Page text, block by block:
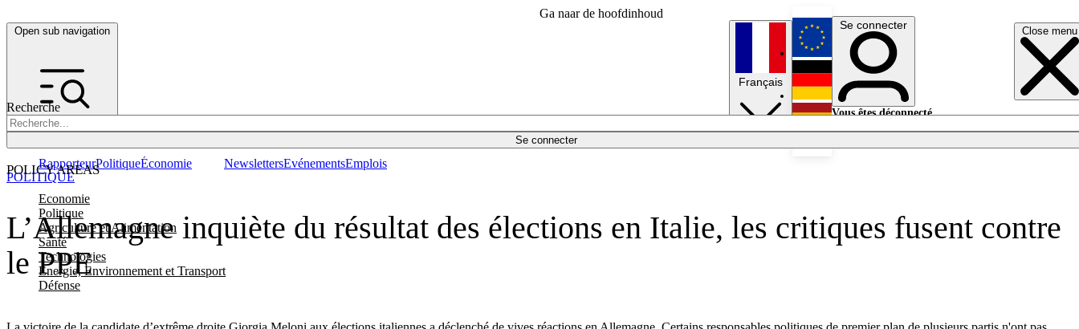
Ga naar de hoofdinhoud
Open sub navigation Close menu
Recherche
Se connecter
POLICY AREAS
Economie
Politique
Agriculture et Alimentation
Santé
Technologies
Energie, Environnement et Transport
Défense
RapporteurPolitiqueÉconomie NewslettersEvénementsEmplois
Français
English
Deutsch
Se connecter
Vous êtes déconnecté.
L’Allemagne inquiète du résultat des élections en Italie, les critiques fusent contre
le PPE
POLITIQUE